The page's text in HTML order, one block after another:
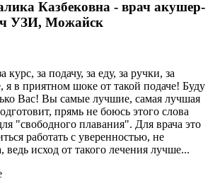
Казбековна - врач акушер-
УЗИ, Можайск
за подачу, за еду, за ручки, за
в приятном шоке от такой подаче! Буду
Вас! Вы самые лучшие, самая лучшая
прямь не боюсь этого слова
"свободного плавания". Для врача это
работать с уверенностью, не
ведь исход от такого лечения лучше...